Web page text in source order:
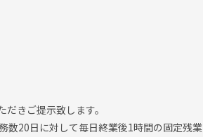
きご提示致します。
数20日に対して毎日終業後1時間の固定残業